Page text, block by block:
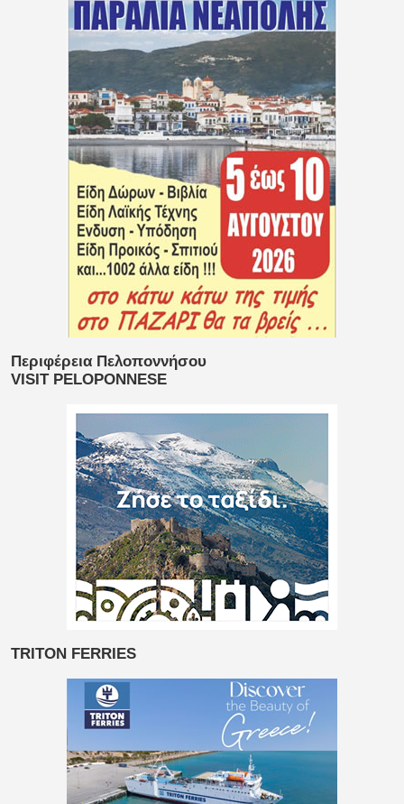
Περιφέρεια Πελοποννήσου
VISIT PELOPONNESE
TRITON FERRIES